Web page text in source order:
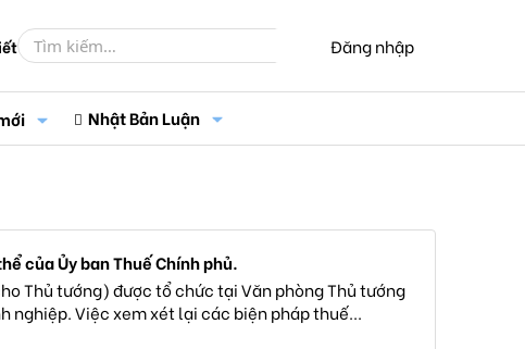
Đăng nhập
Nhật Bản Luận
của Ủy ban Thuế Chính phủ.
Thủ tướng) được tổ chức tại Văn phòng Thủ tướng
nghiệp. Việc xem xét lại các biện pháp thuế...